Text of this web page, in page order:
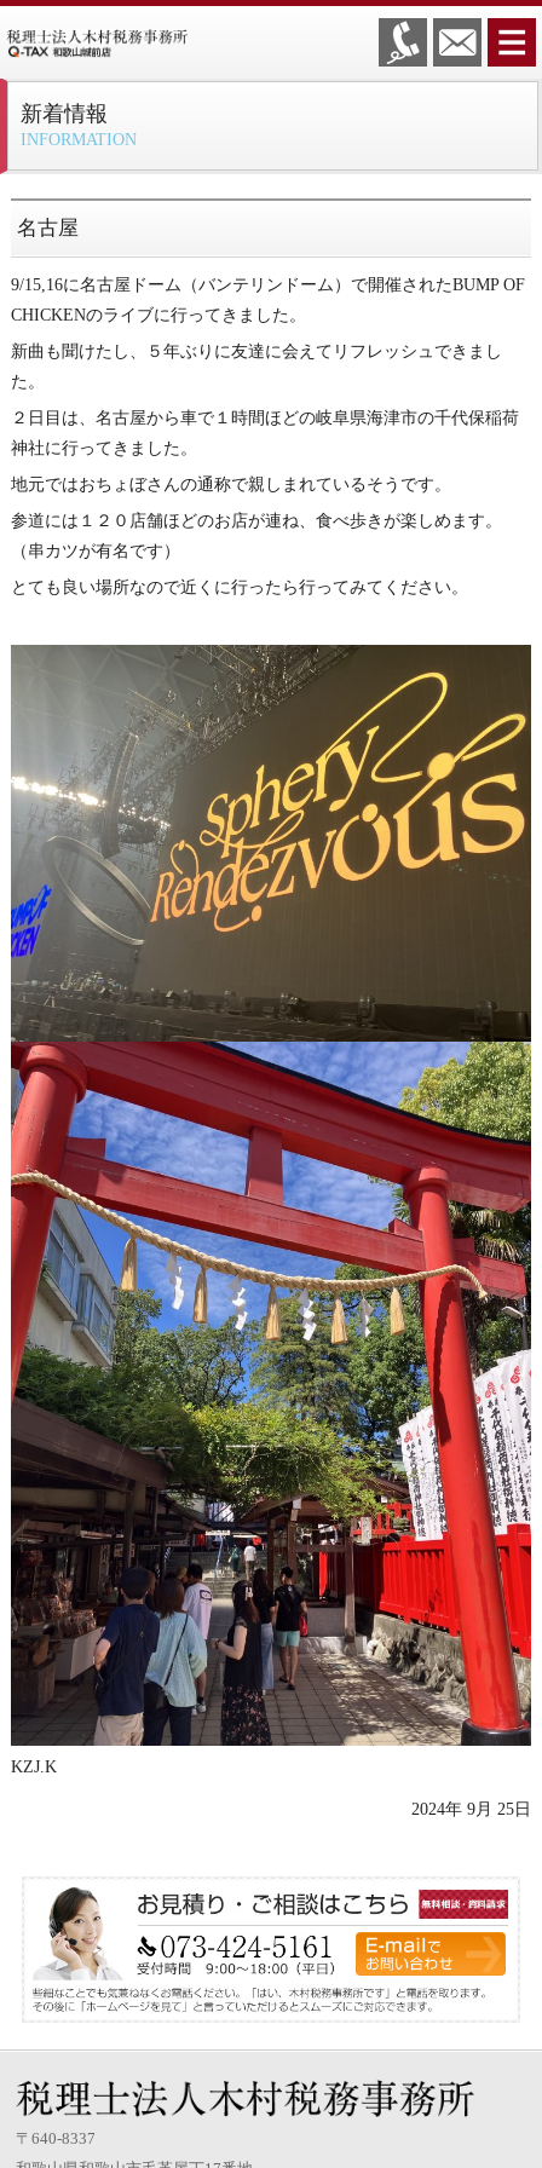
新着情報
INFORMATION
名古屋
9/15,16に名古屋ドーム（バンテリンドーム）で開催されたBUMP OF
CHICKENのライブに行ってきました。
新曲も聞けたし、５年ぶりに友達に会えてリフレッシュできまし
た。
２日目は、名古屋から車で１時間ほどの岐阜県海津市の千代保稲荷
神社に行ってきました。
地元ではおちょぼさんの通称で親しまれているそうです。
参道には１２０店舗ほどのお店が連ね、食べ歩きが楽しめます。
（串カツが有名です）
とても良い場所なので近くに行ったら行ってみてください。
KZJ.K
2024年 9月 25日
〒640-8337